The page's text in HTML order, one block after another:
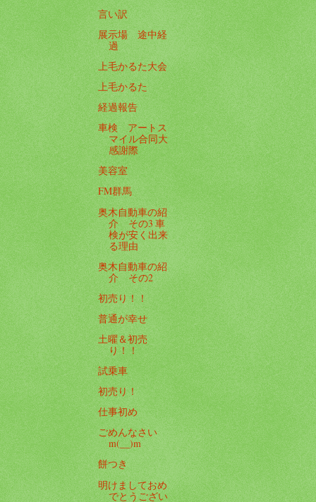
言い訳
展示場 途中経
過
上毛かるた大会
上毛かるた
経過報告
車検 アートス
マイル合同大
感謝際
美容室
FM群馬
奥木自動車の紹
介 その3 車
検が安く出来
る理由
奥木自動車の紹
介 その2
初売り！！
普通が幸せ
土曜＆初売
り！！
試乗車
初売り！
仕事初め
ごめんなさい
m(__)m
餅つき
明けましておめ
でとうござい